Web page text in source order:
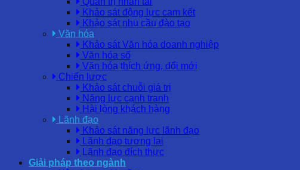
Khảo sát động lực cam kết
Khảo sát nhu cầu đào tạo
Văn hóa
Khảo sát Văn hóa doanh nghiệp
Văn hóa số
Văn hóa thích ứng, đổi mới
Chiến lược
Khảo sát chuỗi giá trị
Năng lực cạnh tranh
Hài lòng khách hàng
Lãnh đạo
Khảo sát năng lực lãnh đạo
Lãnh đạo tương lai
Lãnh đạo đích thực
Giải pháp theo ngành